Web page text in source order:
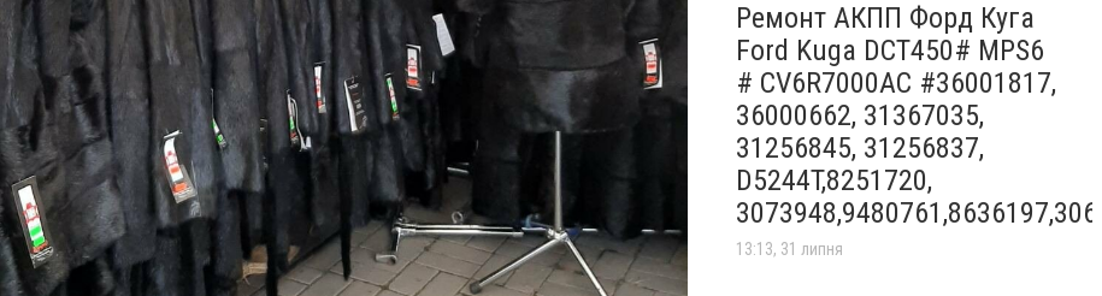
Ремонт АКПП Форд Куга
Ford Kuga DCT450# MPS6
# CV6R7000AC #36001817,
36000662, 31367035,
31256845, 31256837,
D5244T,8251720,
13:13, 31 липня